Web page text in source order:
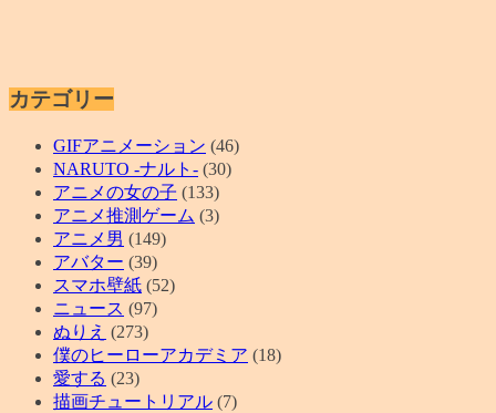
カテゴリー
GIFアニメーション (46)
NARUTO -ナルト- (30)
アニメの女の子 (133)
アニメ推測ゲーム (3)
アニメ男 (149)
アバター (39)
スマホ壁紙 (52)
ニュース (97)
ぬりえ (273)
僕のヒーローアカデミア (18)
愛する (23)
描画チュートリアル (7)